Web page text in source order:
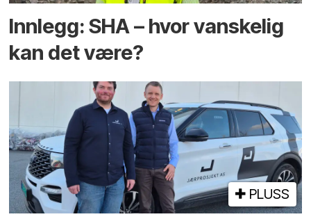
Innlegg: SHA – hvor vanskelig
kan det være?
PLUSS